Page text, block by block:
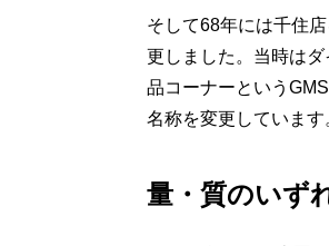
そして68年には千住
更しました。当時は
品コーナーという
名称を変更しています
量・質のいず